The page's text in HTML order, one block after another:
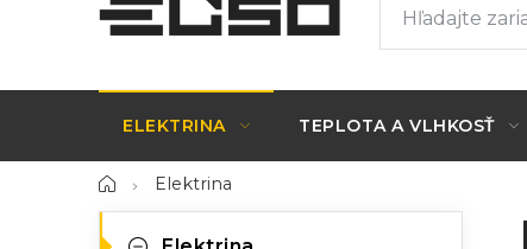
ELEKTRINA TEPLOTA A VLHKOSŤ
DomovElektrina
B
K